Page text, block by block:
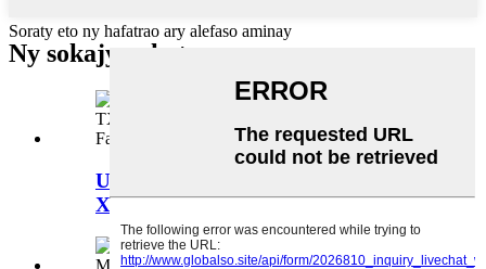
Soraty eto ny hafatrao ary alefaso aminay
Ny sokajy vokatra
Uv DTF Printer 3360 Double Head
Xp600 TX800 Ho an'ny...